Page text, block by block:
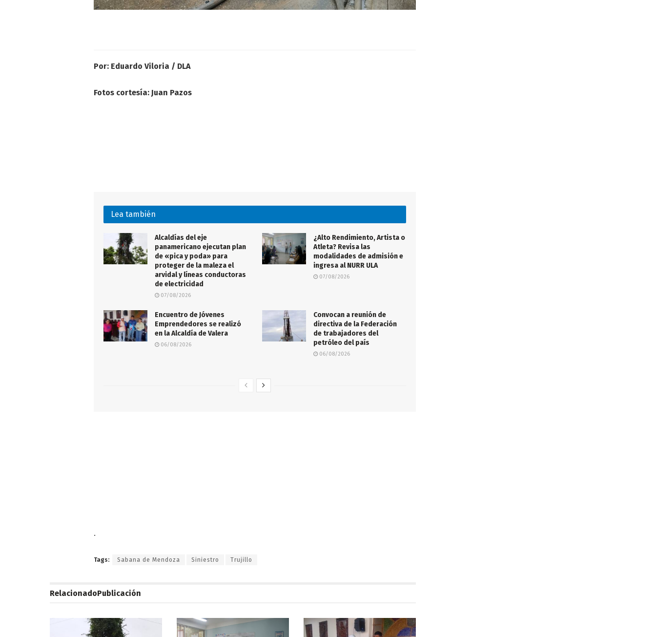
Por: Eduardo Viloria / DLA
Fotos cortesía: Juan Pazos
Lea también
Alcaldías del eje
panamericano ejecutan plan
de «pica y poda» para
proteger de la maleza el
arvidal y líneas conductoras
de electricidad
07/08/2026
¿Alto Rendimiento, Artista o
Atleta? Revisa las
modalidades de admisión e
ingresa al NURR ULA
07/08/2026
Encuentro de Jóvenes
Emprendedores se realizó
en la Alcaldía de Valera
06/08/2026
Convocan a reunión de
directiva de la Federación
de trabajadores del
petróleo del país
06/08/2026
.
Tags: Sabana de Mendoza Siniestro Trujillo
RelacionadoPublicación